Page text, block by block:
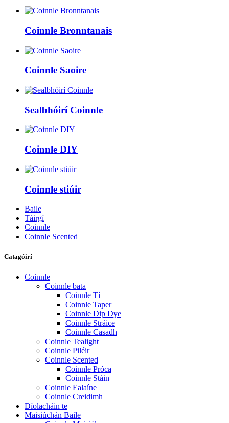
Coinnle Bronntanais
Coinnle Saoire
Sealbhóirí Coinnle
Coinnle DIY
Coinnle stiúir
Baile
Táirgí
Coinnle
Coinnle Scented
Catagóirí
Coinnle
Coinnle bata
Coinnle Tí
Coinnle Taper
Coinnle Dip Dye
Coinnle Stráice
Coinnle Casadh
Coinnle Tealight
Coinnle Piléir
Coinnle Scented
Coinnle Próca
Coinnle Stáin
Coinnle Ealaíne
Coinnle Creidimh
Díolacháin te
Maisiúchán Baile